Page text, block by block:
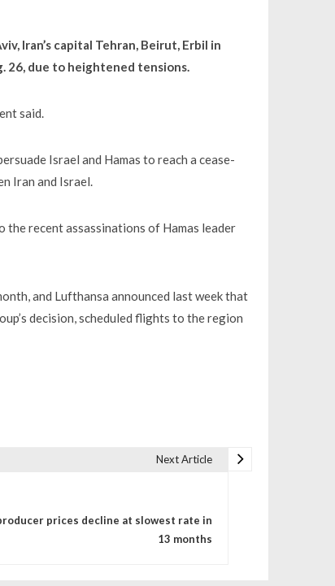
Iran’s capital Tehran, Beirut, Erbil in
26, due to heightened tensions.
said.
Israel and Hamas to reach a cease-
Iran and Israel.
recent assassinations of Hamas leader
and Lufthansa announced last week that
decision, scheduled flights to the region
Next Article
prices decline at slowest rate in
13 months